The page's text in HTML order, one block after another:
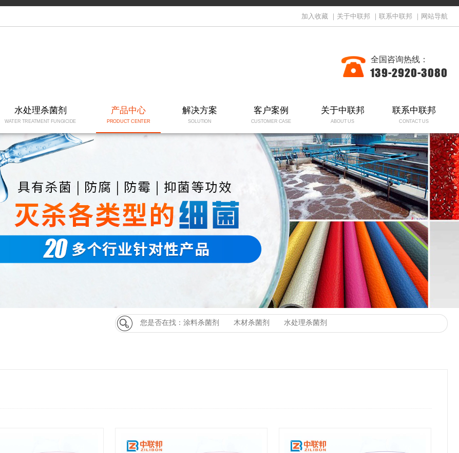
加入收藏 关于中联邦 联系中联邦 网站导航
全国咨询热线：
139-2920-3080
水处理杀菌剂
WATER TREATMENT FUNGICIDE
产品中心
PRODUCT CENTER
解决方案
SOLUTION
客户案例
CUSTOMER CASE
关于中联邦
ABOUT US
联系中联邦
CONTACT US